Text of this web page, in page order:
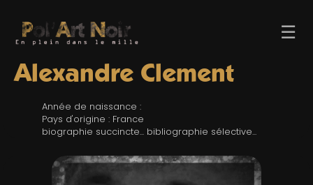
☰
TROMBINO
Alexandre Clement
Année de naissance :
Pays d'origine : France
biographie succincte... bibliographie sélective...